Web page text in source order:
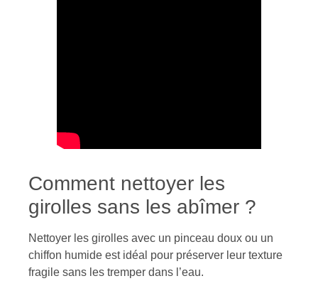
Comment nettoyer les
girolles sans les abîmer ?
Nettoyer les girolles avec un pinceau doux ou un
chiffon humide est idéal pour préserver leur texture
fragile sans les tremper dans l’eau.